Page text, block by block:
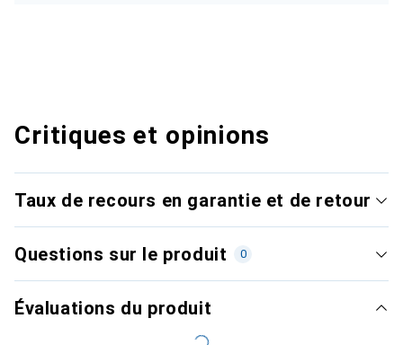
Critiques et opinions
Taux de recours en garantie et de retour
Questions sur le produit 0
Évaluations du produit